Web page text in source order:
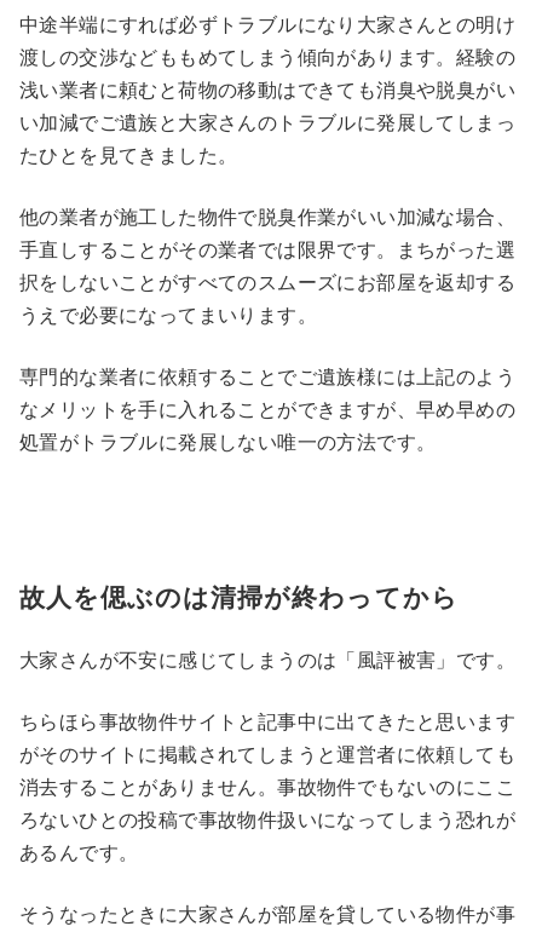
中途半端にすれば必ずトラブルになり大家さんとの明け
渡しの交渉などももめてしまう傾向があります。経験の
浅い業者に頼むと荷物の移動はできても消臭や脱臭がい
い加減でご遺族と大家さんのトラブルに発展してしまっ
たひとを見てきました。
他の業者が施工した物件で脱臭作業がいい加減な場合、
手直しすることがその業者では限界です。まちがった選
択をしないことがすべてのスムーズにお部屋を返却する
うえで必要になってまいります。
専門的な業者に依頼することでご遺族様には上記のよう
なメリットを手に入れることができますが、早め早めの
処置がトラブルに発展しない唯一の方法です。
故人を偲ぶのは清掃が終わってから
大家さんが不安に感じてしまうのは「風評被害」です。
ちらほら事故物件サイトと記事中に出てきたと思います
がそのサイトに掲載されてしまうと運営者に依頼しても
消去することがありません。事故物件でもないのにここ
ろないひとの投稿で事故物件扱いになってしまう恐れが
あるんです。
そうなったときに大家さんが部屋を貸している物件が事